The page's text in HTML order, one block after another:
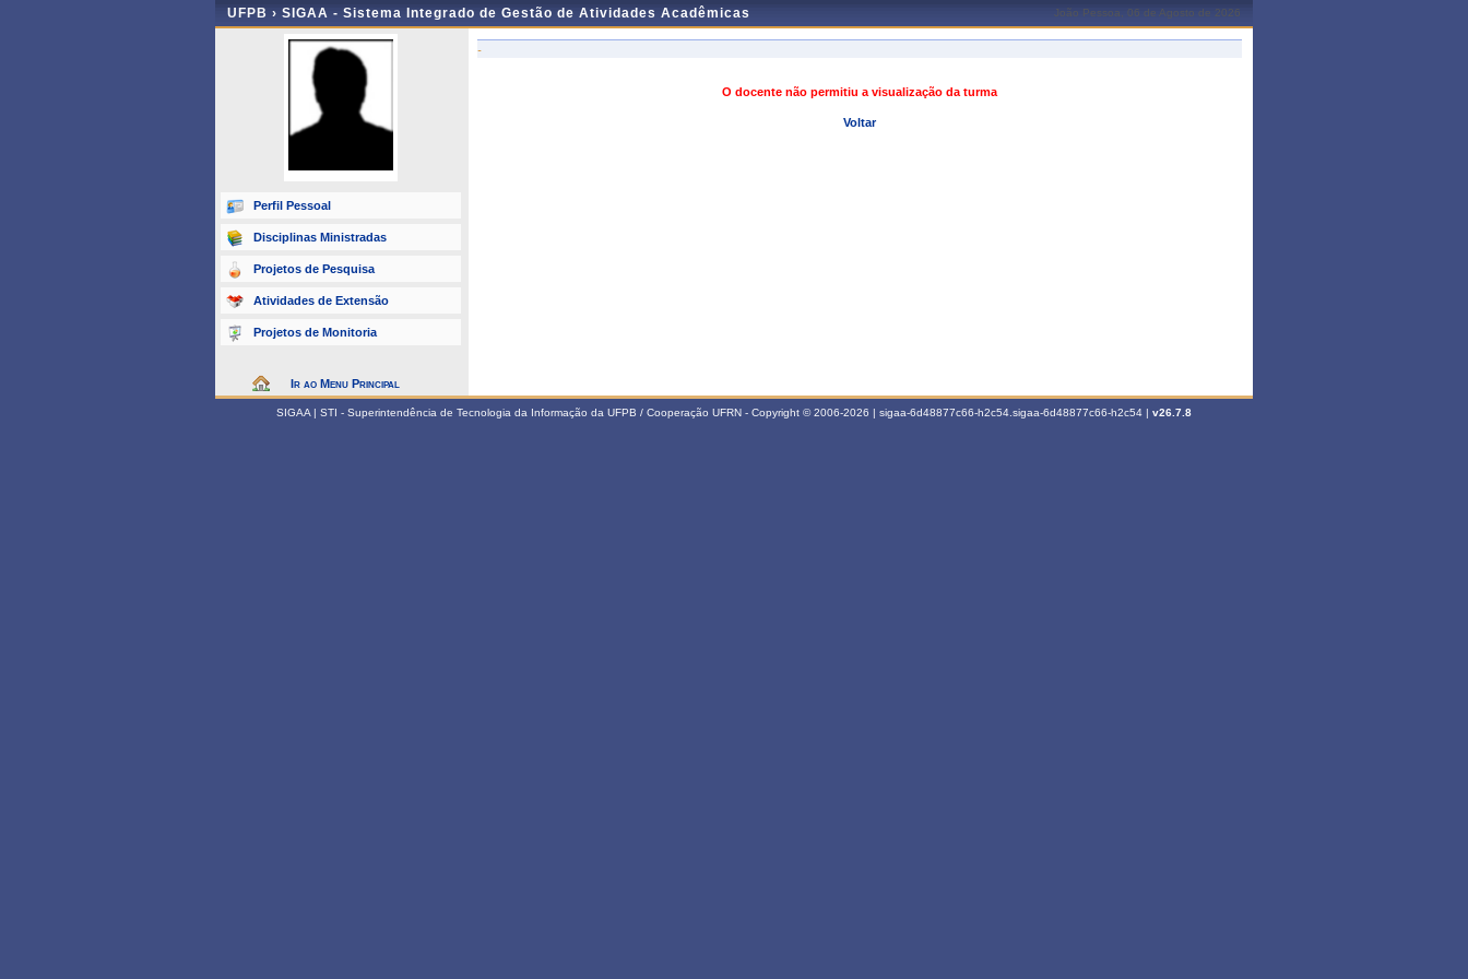
UFPB › SIGAA - Sistema Integrado de Gestão de Atividades Acadêmicas João Pessoa, 06 de Agosto de 2026
Perfil Pessoal
Disciplinas Ministradas
Projetos de Pesquisa
Atividades de Extensão
Projetos de Monitoria
Ir ao Menu Principal
-
O docente não permitiu a visualização da turma
Voltar
SIGAA | STI - Superintendência de Tecnologia da Informação da UFPB / Cooperação UFRN - Copyright © 2006-2026 | sigaa-6d48877c66-h2c54.sigaa-6d48877c66-h2c54 | v26.7.8